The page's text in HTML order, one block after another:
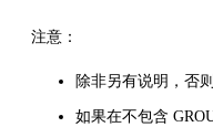
注意：
除非另有说明，否
如果在不包含